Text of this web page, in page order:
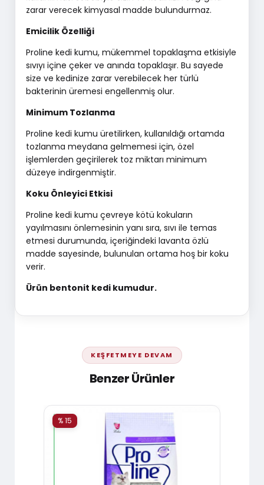
zarar verecek kimyasal madde bulundurmaz.
Emicilik Özelliği
Proline kedi kumu, mükemmel topaklaşma etkisiyle
sıvıyı içine çeker ve anında topaklaşır. Bu sayede
size ve kedinize zarar verebilecek her türlü
bakterinin üremesi engellenmiş olur.
Minimum Tozlanma
Proline kedi kumu üretilirken, kullanıldığı ortamda
tozlanma meydana gelmemesi için, özel
işlemlerden geçirilerek toz miktarı minimum
düzeye indirgenmiştir.
Koku Önleyici Etkisi
Proline kedi kumu çevreye kötü kokuların
yayılmasını önlemesinin yanı sıra, sıvı ile temas
etmesi durumunda, içeriğindeki lavanta özlü
madde sayesinde, bulunulan ortama hoş bir koku
verir.
Ürün bentonit kedi kumudur.
KEŞFETMEYE DEVAM
Benzer Ürünler
% 15